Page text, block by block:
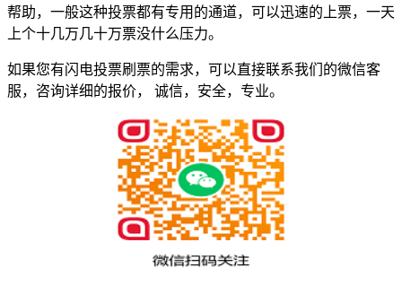
帮助，一般这种投票都有专用的通道，可以迅速的上票，一天
上个十几万几十万票没什么压力。
如果您有闪电投票刷票的需求，可以直接联系我们的微信客
服，咨询详细的报价， 诚信，安全，专业。